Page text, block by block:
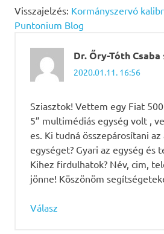
törlés
Visszajelzés: Kormányszervó
Puntonium Blog
Dr. Őry-Tóth Csaba
2020.01.11. 16:56
Sziasztok! Vettem egy Fiat
5” multimédiás egység volt ,
es. Ki tudná összepárosítani
egységet? Gyari az egység és
Kihez firdulhatok? Név, cim,
jönne! Köszönöm
Válasz